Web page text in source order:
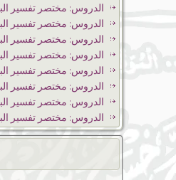
الدروس: مختصر تفسير
الدروس: مختصر تفسير
الدروس: مختصر تفسير
الدروس: مختصر تفسير
الدروس: مختصر تفسير
الدروس: مختصر تفسير
الدروس: مختصر تفسير
الدروس: مختصر تفسير